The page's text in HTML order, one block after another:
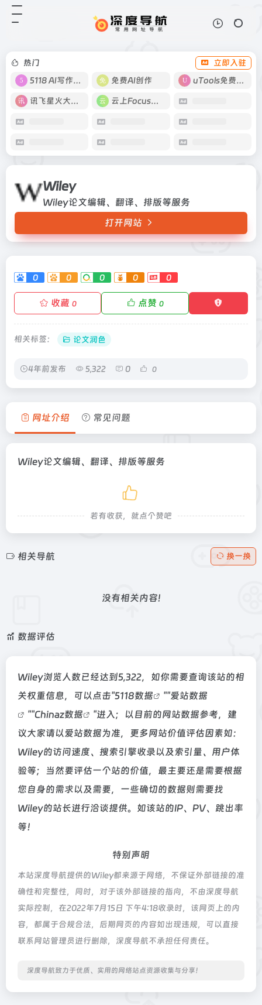
热门
立即入驻
5118 AI写作工具
免费AI创作 uTools免费工具箱
讯飞星火大模型 云上Focus接码
Wiley
Wiley论文编辑、翻译、排版等服务
打开网站
0 0 0 0 0
收藏 0 点赞 0
相关标签： 论文润色
4年前发布 5,322 0 0
网址介绍 常见问题
Wiley论文编辑、翻译、排版等服务
若有收获，就点个赞吧
相关导航 换一换
没有相关内容!
数据评估
Wiley浏览人数已经达到5,322，如你需要查询该站的相
关权重信息，可以点击"5118数据 ""爱站数据
""Chinaz数据
"进入；以目前的网站数据参考，建
议大家请以爱站数据为准，更多网站价值评估因素如：
Wiley的访问速度、搜索引擎收录以及索引量、用户体
验等；当然要评估一个站的价值，最主要还是需要根据
您自身的需求以及需要，一些确切的数据则需要找
Wiley的站长进行洽谈提供。如该站的IP、PV、跳出率
等！
特别声明
本站深度导航提供的Wiley都来源于网络，不保证外部链接的准
确性和完整性，同时，对于该外部链接的指向，不由深度导航
实际控制，在2022年7月15日 下午4:18收录时，该网页上的内
容，都属于合规合法，后期网页的内容如出现违规，可以直接
联系网站管理员进行删除，深度导航不承担任何责任。
深度导航致力于优质、实用的网络站点资源收集与分享！